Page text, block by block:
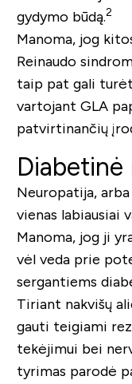
gydymo būdą.2
Manoma, jog
Reinaudo
taip pat gali
vartojant GLA
patvirtinančių
Neuropatija,
vienas labiausiai
Manoma, jog ji
vėl veda prie
sergantiems
Tiriant nakvišų
gauti teigiami
tekėjimui bei
tyrimas parodė